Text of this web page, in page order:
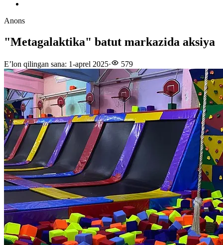
Anons
"Metagalaktika" batut markazida aksiya
E’lon qilingan sana: 1-aprel 2025· 579